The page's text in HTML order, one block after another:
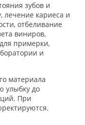
зубов и
лечение кариеса и
отбеливание
виниров,
примерки,
и
материала
улыбку до
При